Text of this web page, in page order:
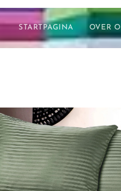
STARTPAGINA OVER